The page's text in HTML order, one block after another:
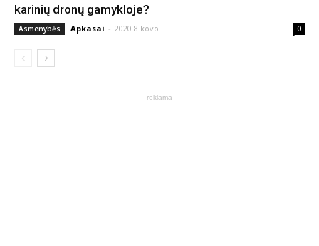
karinių dronų gamykloje?
Asmenybės Apkasai - 2020 8 kovo 0
- reklama -